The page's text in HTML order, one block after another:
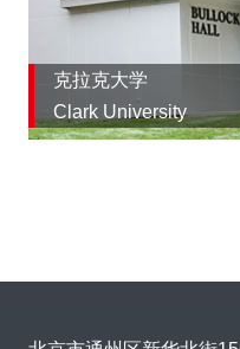
克拉克大学
Clark University